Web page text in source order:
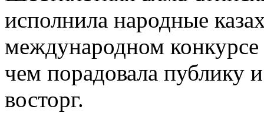
исполнила народные
международном конкурсе
чем порадовала публику
восторг.